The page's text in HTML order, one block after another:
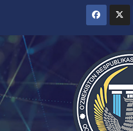
содержимому